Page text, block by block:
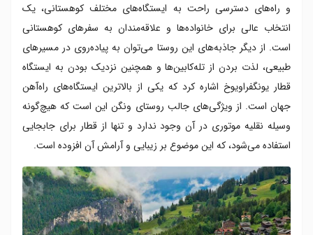
و راه‌های دسترسی راحت به ایستگاه‌های مختلف کوهستانی، یک
انتخاب عالی برای خانواده‌ها و علاقه‌مندان به سفرهای کوهستانی
است. از دیگر جاذبه‌های این روستا می‌توان به پیاده‌روی در مسیرهای
طبیعی، لذت بردن از تله‌کابین‌ها و همچنین نزدیک بودن به ایستگاه
قطار یونگفراویوخ اشاره کرد که یکی از بالاترین ایستگاه‌های راه‌آهن
جهان است. از ویژگی‌های جالب روستای ونگن این است که هیچ‌گونه
وسیله نقلیه موتوری در آن وجود ندارد و تنها از قطار برای جابجایی
استفاده می‌شود، که این موضوع بر زیبایی و آرامش آن افزوده است.